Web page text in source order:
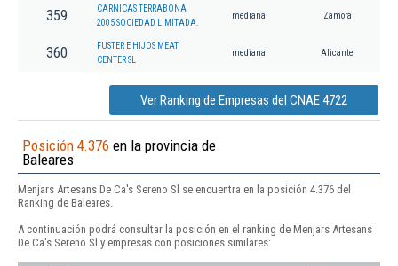
359
CARNICAS TERRABONA
2005 SOCIEDAD LIMITADA.
mediana Zamora
360
FUSTER E HIJOS MEAT
CENTER SL
mediana Alicante
Ver Ranking de Empresas del CNAE 4722
Posición 4.376 en la provincia de
Baleares
Menjars Artesans De Ca's Sereno Sl se encuentra en la posición 4.376 del
Ranking de Baleares.
A continuación podrá consultar la posición en el ranking de Menjars Artesans
De Ca's Sereno Sl y empresas con posiciones similares: